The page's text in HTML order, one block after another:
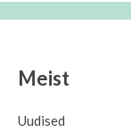
Meist
Uudised